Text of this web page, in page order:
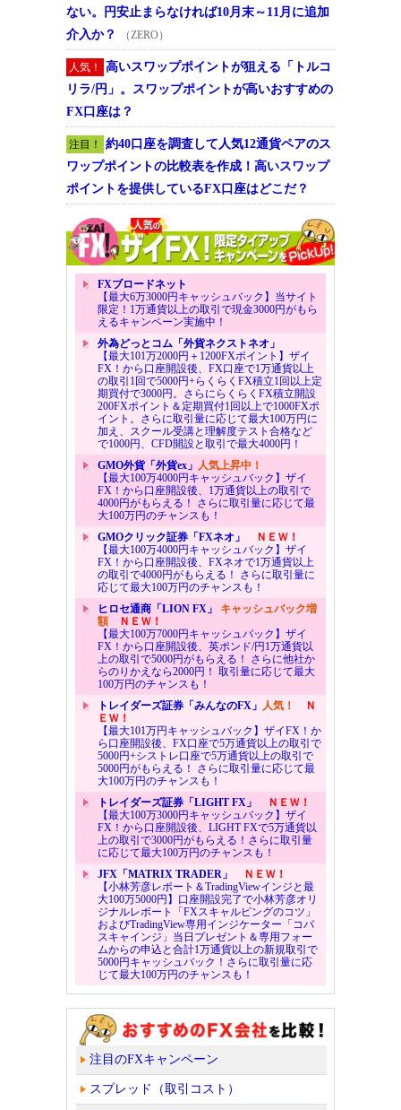
ない。円安止まらなければ10月末～11月に追加
介入か？
（ZERO）
人気！
高いスワップポイントが狙える「トルコ
リラ/円」。スワップポイントが高いおすすめの
FX口座は？
注目！
約40口座を調査して人気12通貨ペアのス
ワップポイントの比較表を作成！高いスワップ
ポイントを提供しているFX口座はどこだ？
FXブロードネット
【最大6万3000円キャッシュバック】当サイト
限定！1万通貨以上の取引で現金3000円がもら
えるキャンペーン実施中！
外為どっとコム「外貨ネクストネオ」
【最大101万2000円＋1200FXポイント】ザイ
FX！から口座開設後、FX口座で1万通貨以上
の取引1回で5000円+らくらくFX積立1回以上定
期買付で3000円。さらにらくらくFX積立開設
200FXポイント＆定期買付1回以上で1000FXポ
イント。さらに取引量に応じて最大100万円に
加え、スクール受講と理解度テスト合格など
で1000円、CFD開設と取引で最大4000円！
GMO外貨「外貨ex」 人気上昇中！
【最大100万4000円キャッシュバック】ザイ
FX！から口座開設後、1万通貨以上の取引で
4000円がもらえる！ さらに取引量に応じて最
大100万円のチャンスも！
GMOクリック証券「FXネオ」
ＮＥＷ！
【最大100万4000円キャッシュバック】ザイ
FX！から口座開設後、FXネオで1万通貨以上
の取引で4000円がもらえる！ さらに取引量に
応じて最大100万円のチャンスも！
ヒロセ通商「LION FX」 キャッシュバック増
額ＮＥＷ！
【最大100万7000円キャッシュバック】ザイ
FX！から口座開設後、英ポンド/円1万通貨以
上の取引で5000円がもらえる！ さらに他社か
らのりかえなら2000円！ 取引量に応じて最大
100万円のチャンスも！
トレイダーズ証券「みんなのFX」 人気！
Ｎ
ＥＷ！
【最大101万円キャッシュバック】ザイFX！か
ら口座開設後、FX口座で5万通貨以上の取引で
5000円+シストレ口座で5万通貨以上の取引で
5000円がもらえる！ さらに取引量に応じて最
大100万円のチャンスも！
トレイダーズ証券「LIGHT FX」
ＮＥＷ！
【最大100万3000円キャッシュバック】ザイ
FX！から口座開設後、LIGHT FXで5万通貨以
上の取引で3000円がもらえる！さらに取引量
に応じて最大100万円のチャンスも！
JFX「MATRIX TRADER」
ＮＥＷ！
【小林芳彦レポート＆TradingViewインジと最
大100万5000円】口座開設完了で小林芳彦オリ
ジナルレポート「FXスキャルピングのコツ」
およびTradingView専用インジケーター「コバ
スキャインジ」当日プレゼント＆専用フォー
ムからの申込と合計1万通貨以上の新規取引で
5000円キャッシュバック！さらに取引量に応
じて最大100万円のチャンスも！
注目のFXキャンペーン
スプレッド（取引コスト）